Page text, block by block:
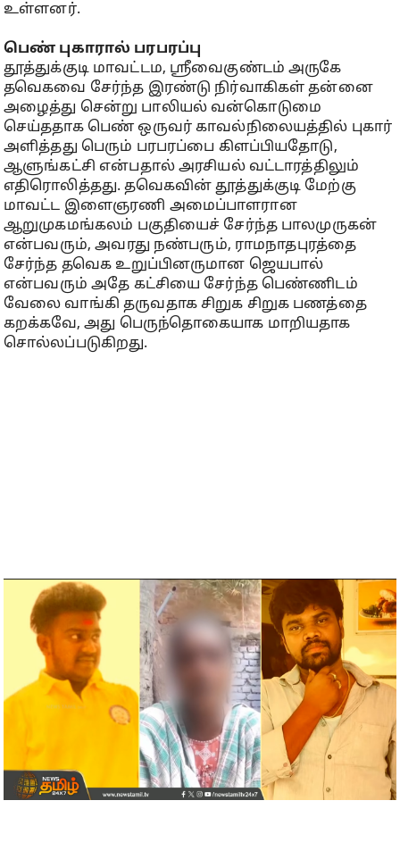
உள்ளனர்.
பெண் புகாரால் பரபரப்பு
தூத்துக்குடி மாவட்டம, ஸ்ரீவைகுண்டம் அருகே
தவெகவை சேர்ந்த இரண்டு நிர்வாகிகள் தன்னை
அழைத்து சென்று பாலியல் வன்கொடுமை
செய்ததாக பெண் ஒருவர் காவல்நிலையத்தில் புகார்
அளித்தது பெரும் பரபரப்பை கிளப்பியதோடு,
ஆளுங்கட்சி என்பதால் அரசியல் வட்டாரத்திலும்
எதிரொலித்தது. தவெகவின் தூத்துக்குடி மேற்கு
மாவட்ட இளைஞரணி அமைப்பாளரான
ஆறுமுகமங்கலம் பகுதியைச் சேர்ந்த பாலமுருகன்
என்பவரும், அவரது நண்பரும், ராமநாதபுரத்தை
சேர்ந்த தவெக உறுப்பினருமான ஜெயபால்
என்பவரும் அதே கட்சியை சேர்ந்த பெண்ணிடம்
வேலை வாங்கி தருவதாக சிறுக சிறுக பணத்தை
கறக்கவே, அது பெருந்தொகையாக மாறியதாக
சொல்லப்படுகிறது.